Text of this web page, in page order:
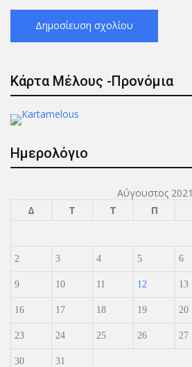
Κάρτα Μέλους -Προνόμια
Ημερολόγιο
Αύγουστος 2021
Δ
Τ Τ Π
2 3 4 5 6
9 10 11 12 13
16 17 18 19 20
23 24 25 26 27
30 31